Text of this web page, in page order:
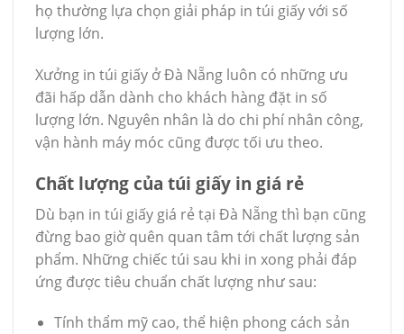
họ thường lựa chọn giải pháp in túi giấy với số
lượng lớn.
Xưởng in túi giấy ở Đà Nẵng luôn có những ưu
đãi hấp dẫn dành cho khách hàng đặt in số
lượng lớn. Nguyên nhân là do chi phí nhân công,
vận hành máy móc cũng được tối ưu theo.
Chất lượng của túi giấy in giá rẻ
Dù bạn in túi giấy giá rẻ tại Đà Nẵng thì bạn cũng
đừng bao giờ quên quan tâm tới chất lượng sản
phẩm. Những chiếc túi sau khi in xong phải đáp
ứng được tiêu chuẩn chất lượng như sau:
Tính thẩm mỹ cao, thể hiện phong cách sản